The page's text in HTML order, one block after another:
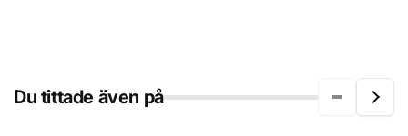
Du tittade även på